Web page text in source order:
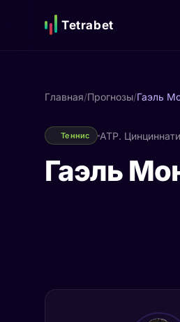
Tetrabet
Главная/Прогнозы/Гаэль
Теннис ATP. Цинциннати
Гаэль